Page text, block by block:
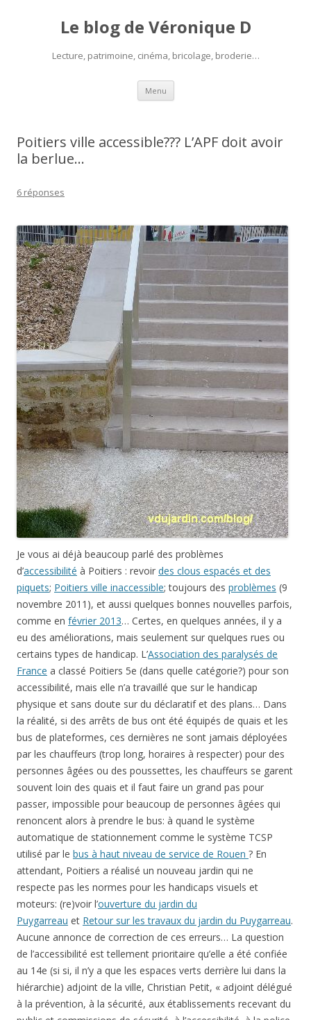
Le blog de Véronique D
Lecture, patrimoine, cinéma, bricolage, broderie…
Menu Aller
contenu
Poitiers ville accessible??? L’APF doit avoir
la berlue…
6 réponses
Je vous ai déjà beaucoup parlé des problèmes
d’accessibilité à Poitiers : revoir des clous espacés et des
piquets; Poitiers ville inaccessible; toujours des problèmes (9
novembre 2011), et aussi quelques bonnes nouvelles parfois,
comme en février 2013… Certes, en quelques années, il y a
eu des améliorations, mais seulement sur quelques rues ou
certains types de handicap. L’Association des paralysés de
France a classé Poitiers 5e (dans quelle catégorie?) pour son
accessibilité, mais elle n’a travaillé que sur le handicap
physique et sans doute sur du déclaratif et des plans… Dans
la réalité, si des arrêts de bus ont été équipés de quais et les
bus de plateformes, ces dernières ne sont jamais déployées
par les chauffeurs (trop long, horaires à respecter) pour des
personnes âgées ou des poussettes, les chauffeurs se garent
souvent loin des quais et il faut faire un grand pas pour
passer, impossible pour beaucoup de personnes âgées qui
renoncent alors à prendre le bus: à quand le système
automatique de stationnement comme le système TCSP
utilisé par le bus à haut niveau de service de Rouen ? En
attendant, Poitiers a réalisé un nouveau jardin qui ne
respecte pas les normes pour les handicaps visuels et
moteurs: (re)voir l’ouverture du jardin du
Puygarreau et Retour sur les travaux du jardin du Puygarreau.
Aucune annonce de correction de ces erreurs… La question
de l’accessibilité est tellement prioritaire qu’elle a été confiée
au 14e (si si, il n’y a que les espaces verts derrière lui dans la
hiérarchie) adjoint de la ville, Christian Petit, « adjoint délégué
à la prévention, à la sécurité, aux établissements recevant du